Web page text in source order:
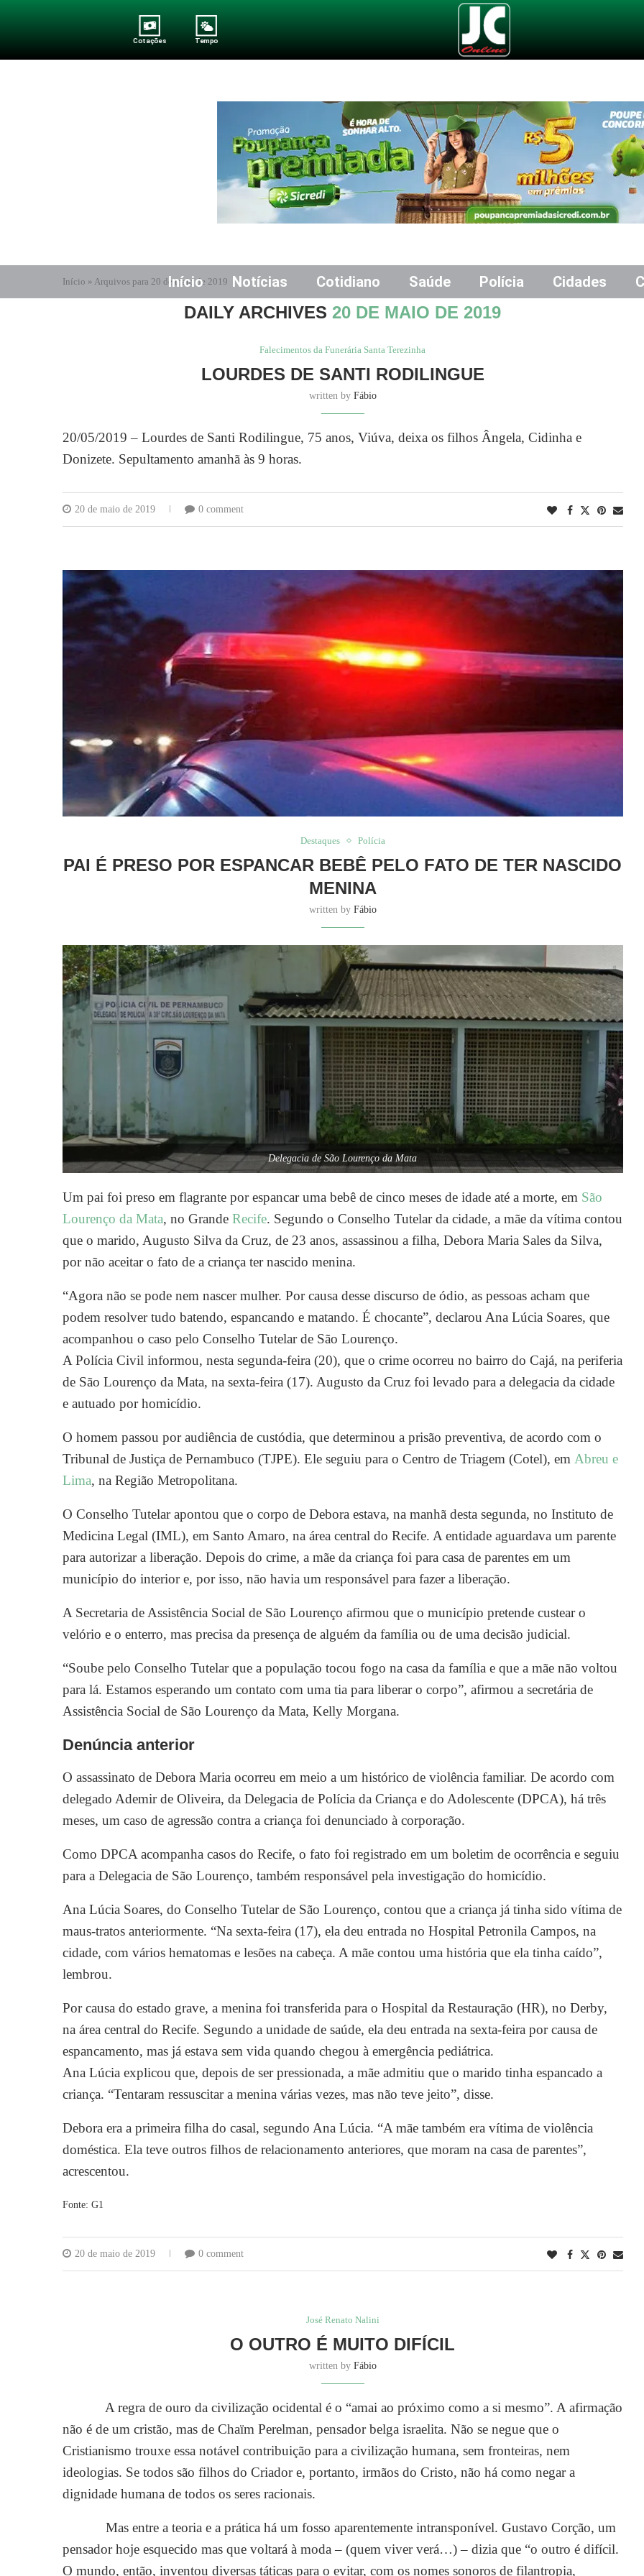
Cotações Tempo
Início Notícias Cotidiano Saúde Polícia Cidades
Início » Arquivos para 20 de maio de 2019
DAILY ARCHIVES20 DE MAIO DE 2019
Falecimentos da Funerária Santa Terezinha
LOURDES DE SANTI RODILINGUE
written by Fábio
20/05/2019 – Lourdes de Santi Rodilingue, 75 anos, Viúva, deixa os filhos Ângela, Cidinha e
Donizete. Sepultamento amanhã às 9 horas.
20 de maio de 2019 0 comment
Destaques Polícia
PAI É PRESO POR ESPANCAR BEBÊ PELO FATO DE TER NASCIDO
MENINA
written by Fábio
Delegacia de São Lourenço da Mata
Um pai foi preso em flagrante por espancar uma bebê de cinco meses de idade até a morte, em São
Lourenço da Mata, no Grande Recife. Segundo o Conselho Tutelar da cidade, a mãe da vítima contou
que o marido, Augusto Silva da Cruz, de 23 anos, assassinou a filha, Debora Maria Sales da Silva,
por não aceitar o fato de a criança ter nascido menina.
“Agora não se pode nem nascer mulher. Por causa desse discurso de ódio, as pessoas acham que
podem resolver tudo batendo, espancando e matando. É chocante”, declarou Ana Lúcia Soares, que
acompanhou o caso pelo Conselho Tutelar de São Lourenço.
A Polícia Civil informou, nesta segunda-feira (20), que o crime ocorreu no bairro do Cajá, na periferia
de São Lourenço da Mata, na sexta-feira (17). Augusto da Cruz foi levado para a delegacia da cidade
e autuado por homicídio.
O homem passou por audiência de custódia, que determinou a prisão preventiva, de acordo com o
Tribunal de Justiça de Pernambuco (TJPE). Ele seguiu para o Centro de Triagem (Cotel), em Abreu e
Lima, na Região Metropolitana.
O Conselho Tutelar apontou que o corpo de Debora estava, na manhã desta segunda, no Instituto de
Medicina Legal (IML), em Santo Amaro, na área central do Recife. A entidade aguardava um parente
para autorizar a liberação. Depois do crime, a mãe da criança foi para casa de parentes em um
município do interior e, por isso, não havia um responsável para fazer a liberação.
A Secretaria de Assistência Social de São Lourenço afirmou que o município pretende custear o
velório e o enterro, mas precisa da presença de alguém da família ou de uma decisão judicial.
“Soube pelo Conselho Tutelar que a população tocou fogo na casa da família e que a mãe não voltou
para lá. Estamos esperando um contato com uma tia para liberar o corpo”, afirmou a secretária de
Assistência Social de São Lourenço da Mata, Kelly Morgana.
Denúncia anterior
O assassinato de Debora Maria ocorreu em meio a um histórico de violência familiar. De acordo com
delegado Ademir de Oliveira, da Delegacia de Polícia da Criança e do Adolescente (DPCA), há três
meses, um caso de agressão contra a criança foi denunciado à corporação.
Como DPCA acompanha casos do Recife, o fato foi registrado em um boletim de ocorrência e seguiu
para a Delegacia de São Lourenço, também responsável pela investigação do homicídio.
Ana Lúcia Soares, do Conselho Tutelar de São Lourenço, contou que a criança já tinha sido vítima de
maus-tratos anteriormente. “Na sexta-feira (17), ela deu entrada no Hospital Petronila Campos, na
cidade, com vários hematomas e lesões na cabeça. A mãe contou uma história que ela tinha caído”,
lembrou.
Por causa do estado grave, a menina foi transferida para o Hospital da Restauração (HR), no Derby,
na área central do Recife. Segundo a unidade de saúde, ela deu entrada na sexta-feira por causa de
espancamento, mas já estava sem vida quando chegou à emergência pediátrica.
Ana Lúcia explicou que, depois de ser pressionada, a mãe admitiu que o marido tinha espancado a
criança. “Tentaram ressuscitar a menina várias vezes, mas não teve jeito”, disse.
Debora era a primeira filha do casal, segundo Ana Lúcia. “A mãe também era vítima de violência
doméstica. Ela teve outros filhos de relacionamento anteriores, que moram na casa de parentes”,
acrescentou.
Fonte: G1
20 de maio de 2019 0 comment
José Renato Nalini
O OUTRO É MUITO DIFÍCIL
written by Fábio
A regra de ouro da civilização ocidental é o “amai ao próximo como a si mesmo”. A afirmação
não é de um cristão, mas de Chaïm Perelman, pensador belga israelita. Não se negue que o
Cristianismo trouxe essa notável contribuição para a civilização humana, sem fronteiras, nem
ideologias. Se todos são filhos do Criador e, portanto, irmãos do Cristo, não há como negar a
dignidade humana de todos os seres racionais.
Mas entre a teoria e a prática há um fosso aparentemente intransponível. Gustavo Corção, um
pensador hoje esquecido mas que voltará à moda – (quem viver verá…) – dizia que “o outro é difícil.
O mundo, então, inventou diversas táticas para o evitar, com os nomes sonoros de filantropia,